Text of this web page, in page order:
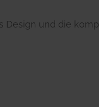
Design und die